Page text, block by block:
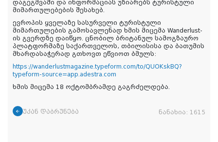
დაგეგმვაში და ინფორმაციას უზიარებს ტურისტული
მიმართულებების შესახებ.
ევროპის ყველაზე სასურველი ტურისტული
მიმართულების გამოსავლენად ხმის მიცემა Wanderlust-
ის გვერდზე დაიწყო. ცნობილ ბრიტანულ სამოგზაურო
პლატფორმაზე საქართველოს, თბილისისა და ბათუმის
მხარდასაჭერად გთხოვთ ეწვიოთ ბმულს:
https://wanderlustmagazine.typeform.com/to/QUOKskBQ?
typeform-source=app.adestra.com
ხმის მიცემა 18 ოქტომბრამდე გაგრძელდება.
უკან დაბრუნება ნანახია: 1615